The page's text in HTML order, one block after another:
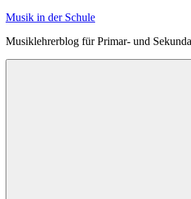
Zum
springen
Musik in der Schule
Musiklehrerblog für Primar- und